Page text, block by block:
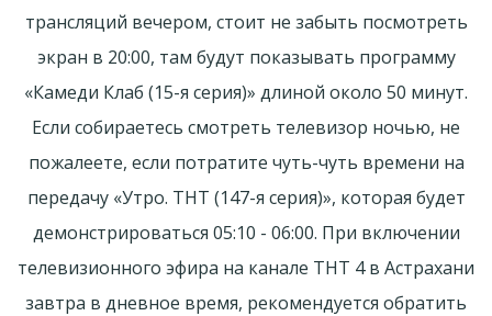
трансляций вечером, стоит не забыть посмотреть
экран в 20:00, там будут показывать программу
«Камеди Клаб (15-я серия)» длиной около 50 минут.
Если собираетесь смотреть телевизор ночью, не
пожалеете, если потратите чуть-чуть времени на
передачу «Утро. ТНТ (147-я серия)», которая будет
демонстрироваться 05:10 - 06:00. При включении
телевизионного эфира на канале ТНТ 4 в Астрахани
завтра в дневное время, рекомендуется обратить